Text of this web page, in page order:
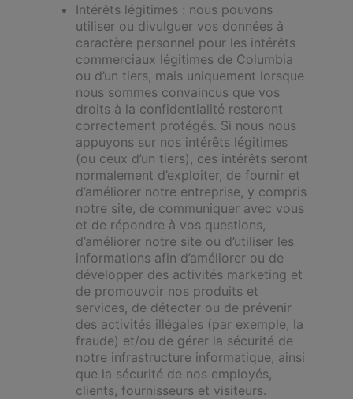
Intérêts légitimes : nous pouvons
utiliser ou divulguer vos données à
caractère personnel pour les intérêts
commerciaux légitimes de Columbia
ou d’un tiers, mais uniquement lorsque
nous sommes convaincus que vos
droits à la confidentialité resteront
correctement protégés. Si nous nous
appuyons sur nos intérêts légitimes
(ou ceux d’un tiers), ces intérêts seront
normalement d’exploiter, de fournir et
d’améliorer notre entreprise, y compris
notre site, de communiquer avec vous
et de répondre à vos questions,
d’améliorer notre site ou d’utiliser les
informations afin d’améliorer ou de
développer des activités marketing et
de promouvoir nos produits et
services, de détecter ou de prévenir
des activités illégales (par exemple, la
fraude) et/ou de gérer la sécurité de
notre infrastructure informatique, ainsi
que la sécurité de nos employés,
clients, fournisseurs et visiteurs.